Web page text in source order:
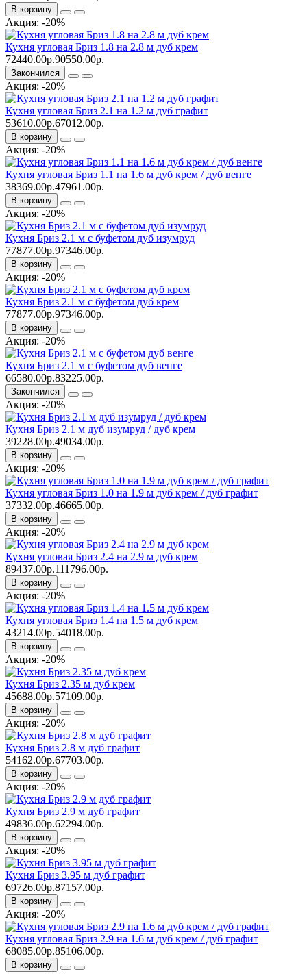
В корзину
Акция: -20%
Кухня угловая Бриз 1.8 на 2.8 м дуб крем
72440.00р.90550.00р.
Закончился
Акция: -20%
Кухня угловая Бриз 2.1 на 1.2 м дуб графит
53610.00р.67012.00р.
В корзину
Акция: -20%
Кухня угловая Бриз 1.1 на 1.6 м дуб крем / дуб венге
38369.00р.47961.00р.
В корзину
Акция: -20%
Кухня Бриз 2.1 м с буфетом дуб изумруд
77877.00р.97346.00р.
В корзину
Акция: -20%
Кухня Бриз 2.1 м с буфетом дуб крем
77877.00р.97346.00р.
В корзину
Акция: -20%
Кухня Бриз 2.1 м с буфетом дуб венге
66580.00р.83225.00р.
Закончился
Акция: -20%
Кухня Бриз 2.1 м дуб изумруд / дуб крем
39228.00р.49034.00р.
В корзину
Акция: -20%
Кухня угловая Бриз 1.0 на 1.9 м дуб крем / дуб графит
37332.00р.46665.00р.
В корзину
Акция: -20%
Кухня угловая Бриз 2.4 на 2.9 м дуб крем
89437.00р.111796.00р.
В корзину
Акция: -20%
Кухня угловая Бриз 1.4 на 1.5 м дуб крем
43214.00р.54018.00р.
В корзину
Акция: -20%
Кухня Бриз 2.35 м дуб крем
45688.00р.57109.00р.
В корзину
Акция: -20%
Кухня Бриз 2.8 м дуб графит
54162.00р.67703.00р.
В корзину
Акция: -20%
Кухня Бриз 2.9 м дуб графит
49836.00р.62294.00р.
В корзину
Акция: -20%
Кухня Бриз 3.95 м дуб графит
69726.00р.87157.00р.
В корзину
Акция: -20%
Кухня угловая Бриз 2.9 на 1.6 м дуб крем / дуб графит
68085.00р.85106.00р.
В корзину